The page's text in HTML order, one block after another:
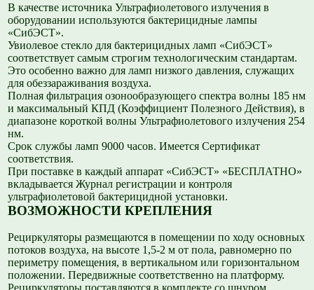
В качестве источника Ультрафиолетового излучения в
оборудовании используются бактерицидные лампы
«СибЭСТ».
Увиолевое стекло для бактерицидных ламп «СибЭСТ»
соответствует самым строгим технологическим стандартам.
Это особенно важно для ламп низкого давления, служащих
для обеззараживания воздуха.
Полная фильтрация озонообразующего спектра волны 185 нм
и максимальный КПД (Коэффициент Полезного Действия), в
диапазоне короткой волны Ультрафиолетового излучения 254
нм.
Срок службы ламп 9000 часов. Имеется Сертификат
соответствия.
При поставке в каждый аппарат «СибЭСТ» «БЕСПЛАТНО»
вкладывается Журнал регистрации и контроля
ультрафиолетовой бактерицидной установки.
ВОЗМОЖНОСТИ КРЕПЛЕНИЯ
Рециркуляторы размещаются в помещении по ходу основных
потоков воздуха, на высоте 1,5-2 м от пола, равномерно по
периметру помещения, в вертикальном или горизонтальном
положении. Передвижные соответственно на платформу.
Рециркуляторы поставляются в комплекте со шнуром